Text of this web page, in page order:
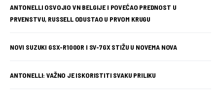
ANTONELLI OSVOJIO VN BELGIJE I POVEĆAO PREDNOST U
PRVENSTVU, RUSSELL ODUSTAO U PRVOM KRUGU
NOVI SUZUKI GSX-R1000R I SV-7GX STIŽU U NOVEMA NOVA
ANTONELLI: VAŽNO JE ISKORISTITI SVAKU PRILIKU